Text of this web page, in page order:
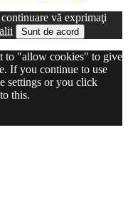
vă exprimaţi
Sunt de acord
to "allow cookies" to give
If you continue to use
settings or you click
this.